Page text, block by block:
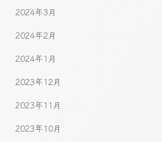
2024年3月
2024年2月
2024年1月
2023年12月
2023年11月
2023年10月